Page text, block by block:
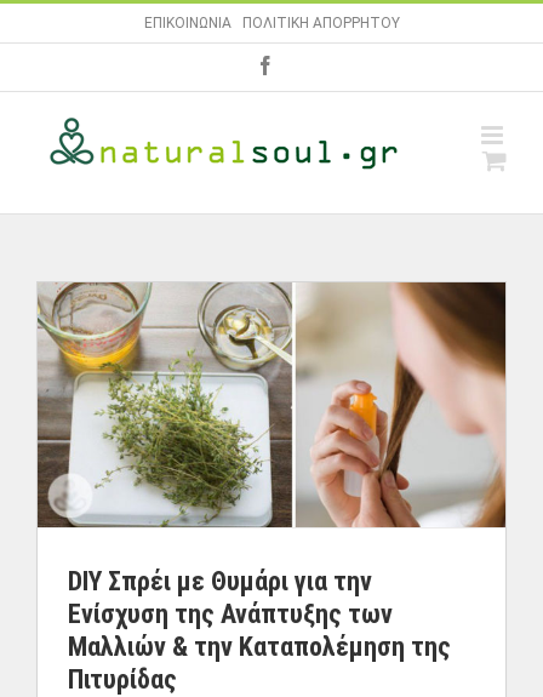
to
ΕΠΙΚΟΙΝΩΝΙΑ| ΠΟΛΙΤΙΚΗ ΑΠΟΡΡΗΤΟΥ
DIY Σπρέι με Θυμάρι για την
Ενίσχυση της Ανάπτυξης των
Μαλλιών & την Καταπολέμηση της
Πιτυρίδας